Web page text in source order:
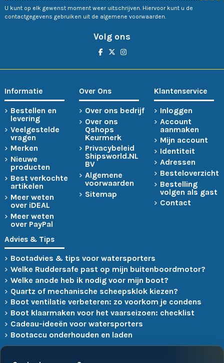
U kunt op elk gewenst moment weer uitschrijven. Hiervoor kunt u de
contactgegevens gebruiken uit de algemene voorwaarden.
Volg ons
Informatie
Bestellen en
levering
Veelgestelde
vragen
Merken
Nieuwe
producten
Best verkochte
artikelen
Meer weten
over iDEAL
Meer weten
over PayPal
Over Ons
Over ons bedrijf
Over ons
Qshops
Keurmerk
Privacybeleid
Shipsworld.NL
BV
Algemene
voorwaarden
Sitemap
Klantenservice
Inloggen
Account
aanmaken
Mijn account
Identiteit
Adressen
Besteloverzicht
Bestelling
volgen als gast
Contact
Advies & Tips
Bootadvies & tips voor watersporters
Welke Ruddersafe past op mijn buitenboordmotor?
Welke anode heb ik nodig voor mijn boot?
Quartz of mechanische scheepsklok kiezen?
Boot ventilatie verbeteren: zo voorkom je condens
Boot klaarmaken voor het vaarseizoen: checklist
Cadeau-ideeën voor watersporters
Bootaccu onderhouden en laden